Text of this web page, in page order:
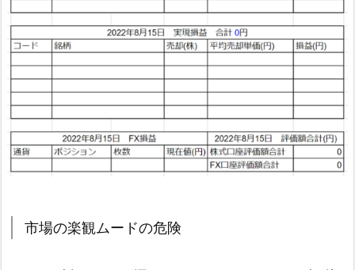
市場の楽観ムードの危険